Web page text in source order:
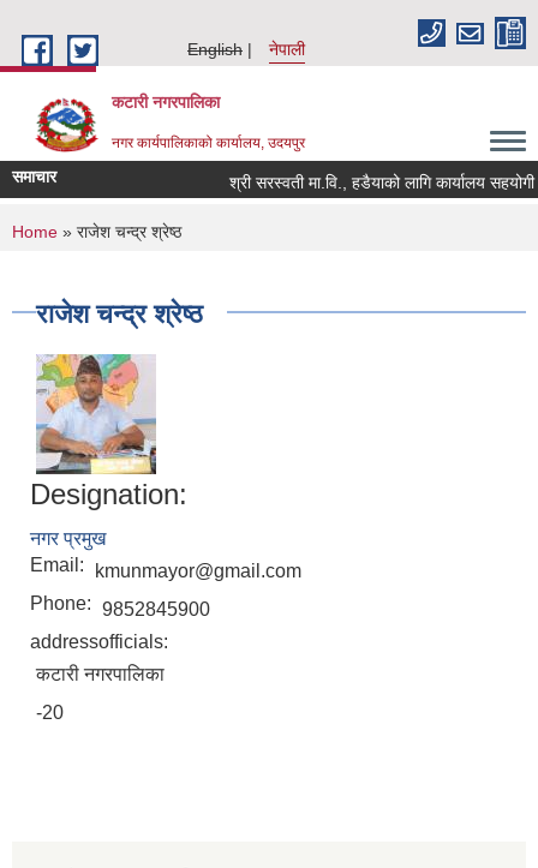
English
नेपाली
कटारी नगरपालिका
नगर कार्यपालिकाको कार्यालय, उदयपुर
समाचार श्री सरस्वती मा.वि., हडैयाको लागि कार्यालय सहयोगी
You are here
Home » राजेश चन्द्र श्रेष्ठ
राजेश चन्द्र श्रेष्ठ
Designation:
नगर प्रमुख
Email:
kmunmayor@gmail.com
Phone: 9852845900
addressofficials:
कटारी नगरपालिका
-20